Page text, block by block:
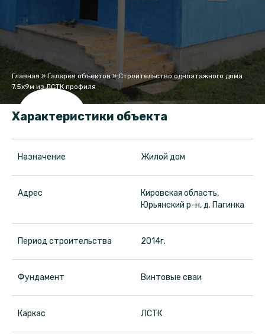
Главная » Галерея объектов» Строительство одноэтажного дома
7.5x9м из ЛСТК профиля
Характеристики объекта
Назначение Жилой дом
Адрес
Кировская область,
Юрьянский р-н, д. Пагинка
Период строительства 2014г.
Фундамент Винтовые сваи
Каркас ЛСТК